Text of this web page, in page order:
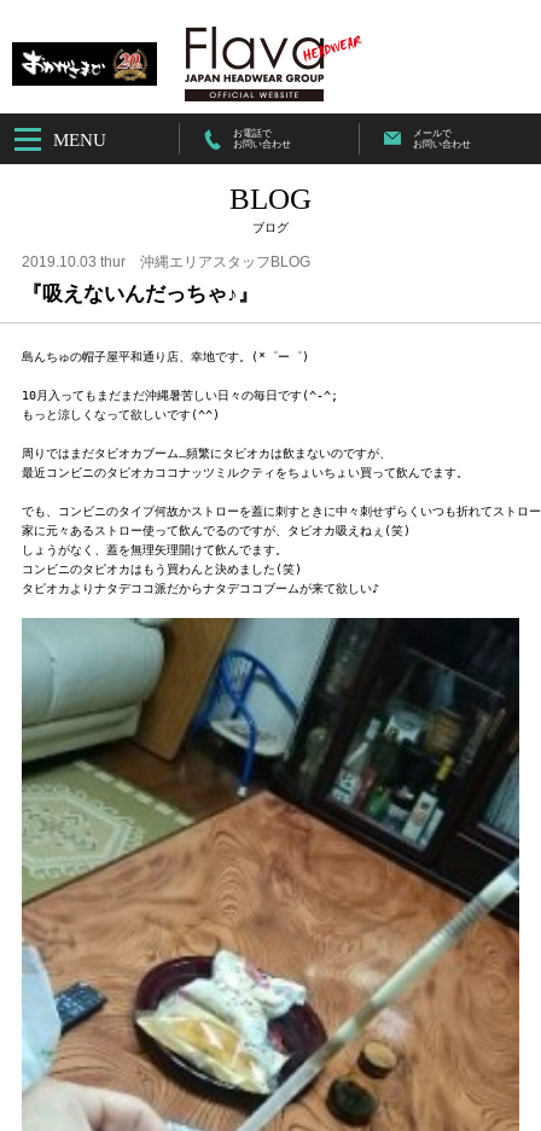
MENU
お電話で
お問い合わせ
メールで
お問い合わせ
BLOG
ブログ
2019.10.03 thur 沖縄エリアスタッフBLOG
『吸えないんだっちゃ♪』
島んちゅの帽子屋平和通り店、幸地です。(*゜ー゜)ゞ
10月入ってもまだまだ沖縄暑苦しい日々の毎日です(^-^;
もっと涼しくなって欲しいです(^^)
周りではまだタピオカブーム…頻繁にタピオカは飲まないのですが、
最近コンビニのタピオカココナッツミルクティをちょいちょい買って飲んでます。
でも、コンビニのタイプ何故かストローを蓋に刺すときに中々刺せずらくいつも折れてスト
家に元々あるストロー使って飲んでるのですが、タピオカ吸えねぇ(笑)
しょうがなく、蓋を無理矢理開けて飲んでます。
コンビニのタピオカはもう買わんと決めました(笑)
タピオカよりナタデココ派だからナタデココブームが来て欲しい♪